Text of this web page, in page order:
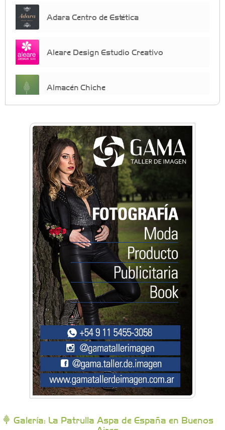
Adara Centro de Estética
Aleare Design Estudio Creativo
Almacén Chiche
crecimiento personal
Arq. Horacio Alejandro Sánchez
Artística ApasionArte
Artística Catalina
Artística Veral
BAIC Ramos Mejía
Brisé Estudio de Danzas
Buenos Aires Equipar
Galería: La Patrulla Aspa de España en Buenos